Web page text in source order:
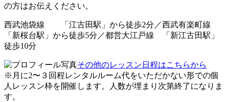
の方はお伝えください。
西武池袋線 「江古田駅」から徒歩2分／西武有楽町線
「新桜台駅」から徒歩5分／都営大江戸線 「新江古田駅」
徒歩10分
その他のレッスン日程はこちらから
※月に2〜３回程レンタルルーム代をいただかない形での個
人レッスン枠を開催します。人数が埋まり次第終了になりま
す。